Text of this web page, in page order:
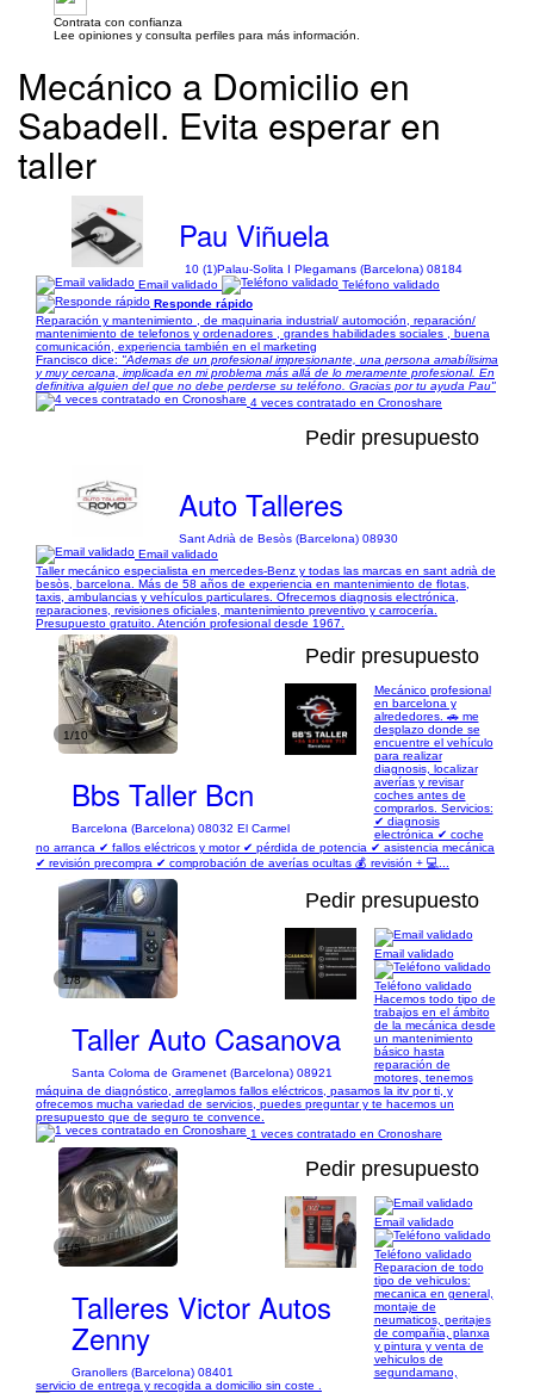
Contrata con confianza
Lee opiniones y consulta perfiles para más información.
Mecánico a Domicilio en
Sabadell. Evita esperar en
taller
Pau Viñuela
10 (1)Palau-Solita I Plegamans (Barcelona) 08184
Email validado
Teléfono validado
Responde rápido
Reparación y mantenimiento , de maquinaria industrial/ automoción, reparación/
mantenimiento de telefonos y ordenadores , grandes habilidades sociales , buena
comunicación, experiencia también en el marketing
Francisco dice: "Ademas de un profesional impresionante, una persona amabílisima
y muy cercana, implicada en mi problema más allá de lo meramente profesional. En
definitiva alguien del que no debe perderse su teléfono. Gracias por tu ayuda Pau"
4 veces contratado en Cronoshare
Pedir presupuesto
Auto Talleres
Sant Adrià de Besòs (Barcelona) 08930
Email validado
Taller mecánico especialista en mercedes-Benz y todas las marcas en sant adrià de
besòs, barcelona. Más de 58 años de experiencia en mantenimiento de flotas,
taxis, ambulancias y vehículos particulares. Ofrecemos diagnosis electrónica,
reparaciones, revisiones oficiales, mantenimiento preventivo y carrocería.
Presupuesto gratuito. Atención profesional desde 1967.
1/10
Pedir presupuesto
Bbs Taller Bcn
Barcelona (Barcelona) 08032 El Carmel
Mecánico profesional
en barcelona y
alrededores. 🚗 me
desplazo donde se
encuentre el vehículo
para realizar
diagnosis, localizar
averías y revisar
coches antes de
comprarlos. Servicios:
✔ diagnosis
electrónica ✔ coche
no arranca ✔ fallos eléctricos y motor ✔ pérdida de potencia ✔ asistencia mecánica
✔ revisión precompra ✔ comprobación de averías ocultas 💰 revisión + 💻...
1/8
Pedir presupuesto
Taller Auto Casanova
Santa Coloma de Gramenet (Barcelona) 08921
Email validado
Teléfono validado
Hacemos todo tipo de
trabajos en el ámbito
de la mecánica desde
un mantenimiento
básico hasta
reparación de
motores, tenemos
máquina de diagnóstico, arreglamos fallos eléctricos, pasamos la itv por ti, y
ofrecemos mucha variedad de servicios, puedes preguntar y te hacemos un
presupuesto que de seguro te convence.
1 veces contratado en Cronoshare
1/5
Pedir presupuesto
Talleres Victor Autos
Zenny
Granollers (Barcelona) 08401
Email validado
Teléfono validado
Reparacion de todo
tipo de vehiculos:
mecanica en general,
montaje de
neumaticos, peritajes
de compañia, planxa
y pintura y venta de
vehiculos de
segundamano,
servicio de entrega y recogida a domicilio sin coste .